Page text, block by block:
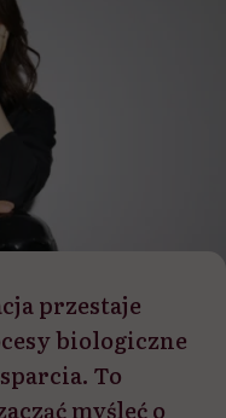
przestaje
biologiczne
To
myśleć o